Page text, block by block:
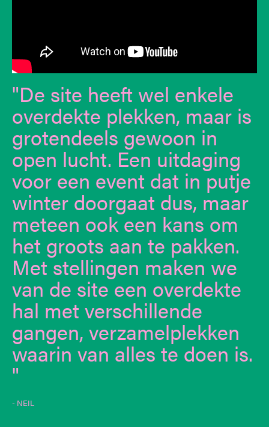
De site heeft wel enkele
overdekte plekken, maar is
grotendeels gewoon in
open lucht. Een uitdaging
voor een event dat in putje
winter doorgaat dus, maar
meteen ook een kans om
het groots aan te pakken.
Met stellingen maken we
van de site een overdekte
hal met verschillende
gangen, verzamelplekken
waarin van alles te doen is.
- NEIL